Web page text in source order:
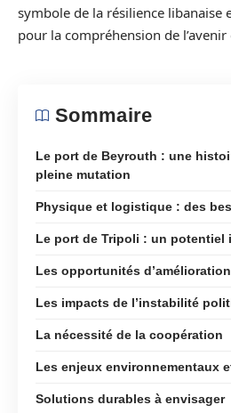
symbole de la résilience libanaise
pour la compréhension de l’avenir
Sommaire
Le port de Beyrouth : une
pleine mutation
Physique et logistique : des
Le port de Tripoli : un potentiel
Les opportunités d’amélioration
Les impacts de l’instabilité
La nécessité de la coopération
Les enjeux environnementaux
Solutions durables à envisager